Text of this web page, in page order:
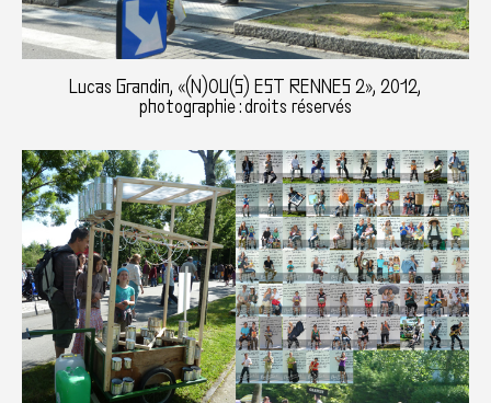
Lucas Grandin, «(N)OU(S) EST RENNES 2», 2012,
photographie : droits réservés